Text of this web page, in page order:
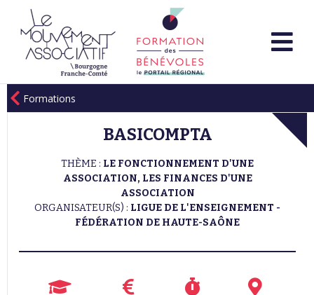
Formations
BASICOMPTA
THÈME : LE FONCTIONNEMENT D'UNE
ASSOCIATION, LES FINANCES D'UNE
ASSOCIATION
ORGANISATEUR(S) : LIGUE DE L'ENSEIGNEMENT -
FÉDÉRATION DE HAUTE-SAÔNE